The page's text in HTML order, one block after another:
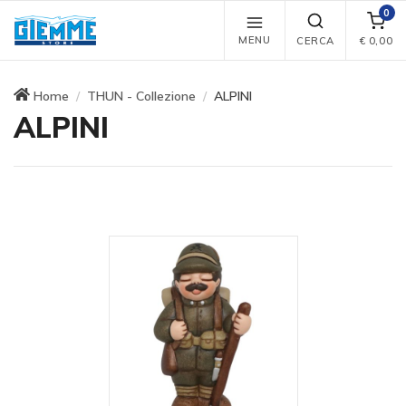
MENU CERCA
0
€ 0,00
Home THUN - Collezione ALPINI
ALPINI